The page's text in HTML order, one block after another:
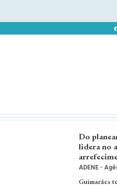
Do
lidera no
ADENE -
Guimarães